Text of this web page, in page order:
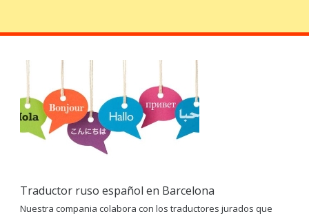
Traductor ruso español en Barcelona
Nuestra compania colabora con los traductores jurados que